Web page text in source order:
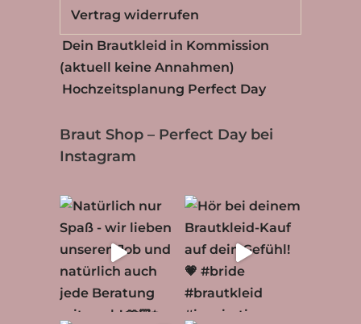
Vertrag widerrufen
Dein Brautkleid in Kommission
(aktuell keine Annahmen)
Hochzeitsplanung Perfect Day
Braut Shop – Perfect Day bei
Instagram